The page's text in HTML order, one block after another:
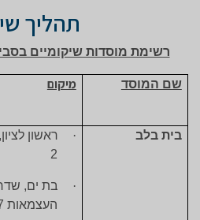
תהליך
רשימת מוסדות שיקומיים
שם המוסד מיקום
בית בלב ·
ראשון
2
·
בת ים,
העצמאות 67